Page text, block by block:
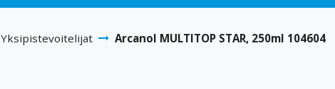
Yksipistevoitelijat Arcanol MULTITOP STAR, 250ml 104604